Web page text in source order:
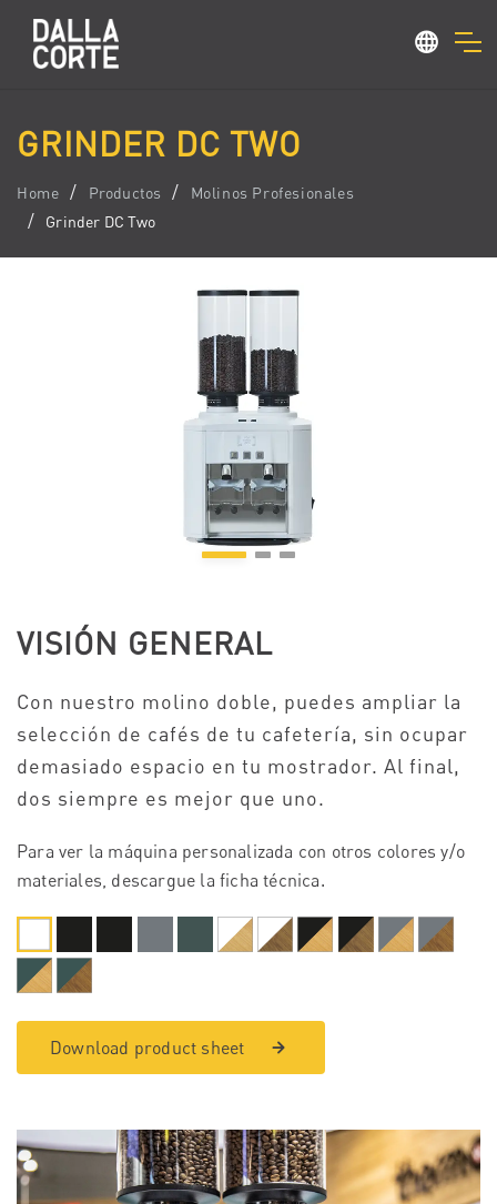
GRINDER DC TWO
Home Productos
Molinos Profesionales
Grinder DC Two
VISIÓN GENERAL
Con nuestro molino doble, puedes ampliar la
selección de cafés de tu cafetería, sin ocupar
demasiado espacio en tu mostrador. Al final,
dos siempre es mejor que uno.
Para ver la máquina personalizada con otros colores y/o
materiales, descargue la ficha técnica.
Download product sheet